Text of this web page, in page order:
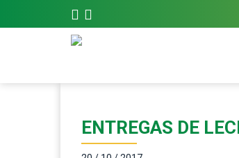
ENTREGAS DE